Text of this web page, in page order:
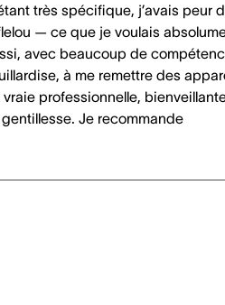
très spécifique, j’avais peur
— ce que je voulais
avec beaucoup de
à me remettre des
professionnelle,
Je recommande